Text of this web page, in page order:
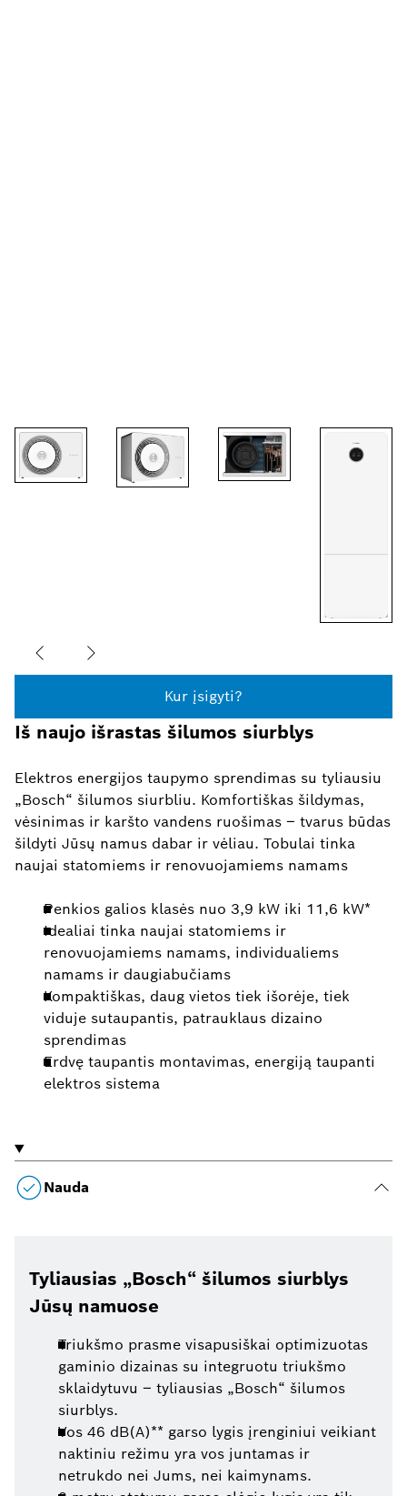
Kur įsigyti?
Iš naujo išrastas šilumos siurblys
Elektros energijos taupymo sprendimas su tyliausiu
„Bosch“ šilumos siurbliu. Komfortiškas šildymas,
vėsinimas ir karšto vandens ruošimas – tvarus būdas
šildyti Jūsų namus dabar ir vėliau. Tobulai tinka
naujai statomiems ir renovuojamiems namams
Penkios galios klasės nuo 3,9 kW iki 11,6 kW*
Idealiai tinka naujai statomiems ir
renovuojamiems namams, individualiems
namams ir daugiabučiams
Kompaktiškas, daug vietos tiek išorėje, tiek
viduje sutaupantis, patrauklaus dizaino
sprendimas
Erdvę taupantis montavimas, energiją taupanti
elektros sistema
Nauda
Tyliausias „Bosch“ šilumos siurblys
Jūsų namuose
Triukšmo prasme visapusiškai optimizuotas
gaminio dizainas su integruotu triukšmo
sklaidytuvu – tyliausias „Bosch“ šilumos
siurblys.
Vos 46 dB(A)** garso lygis įrenginiui veikiant
naktiniu režimu yra vos juntamas ir
netrukdo nei Jums, nei kaimynams.